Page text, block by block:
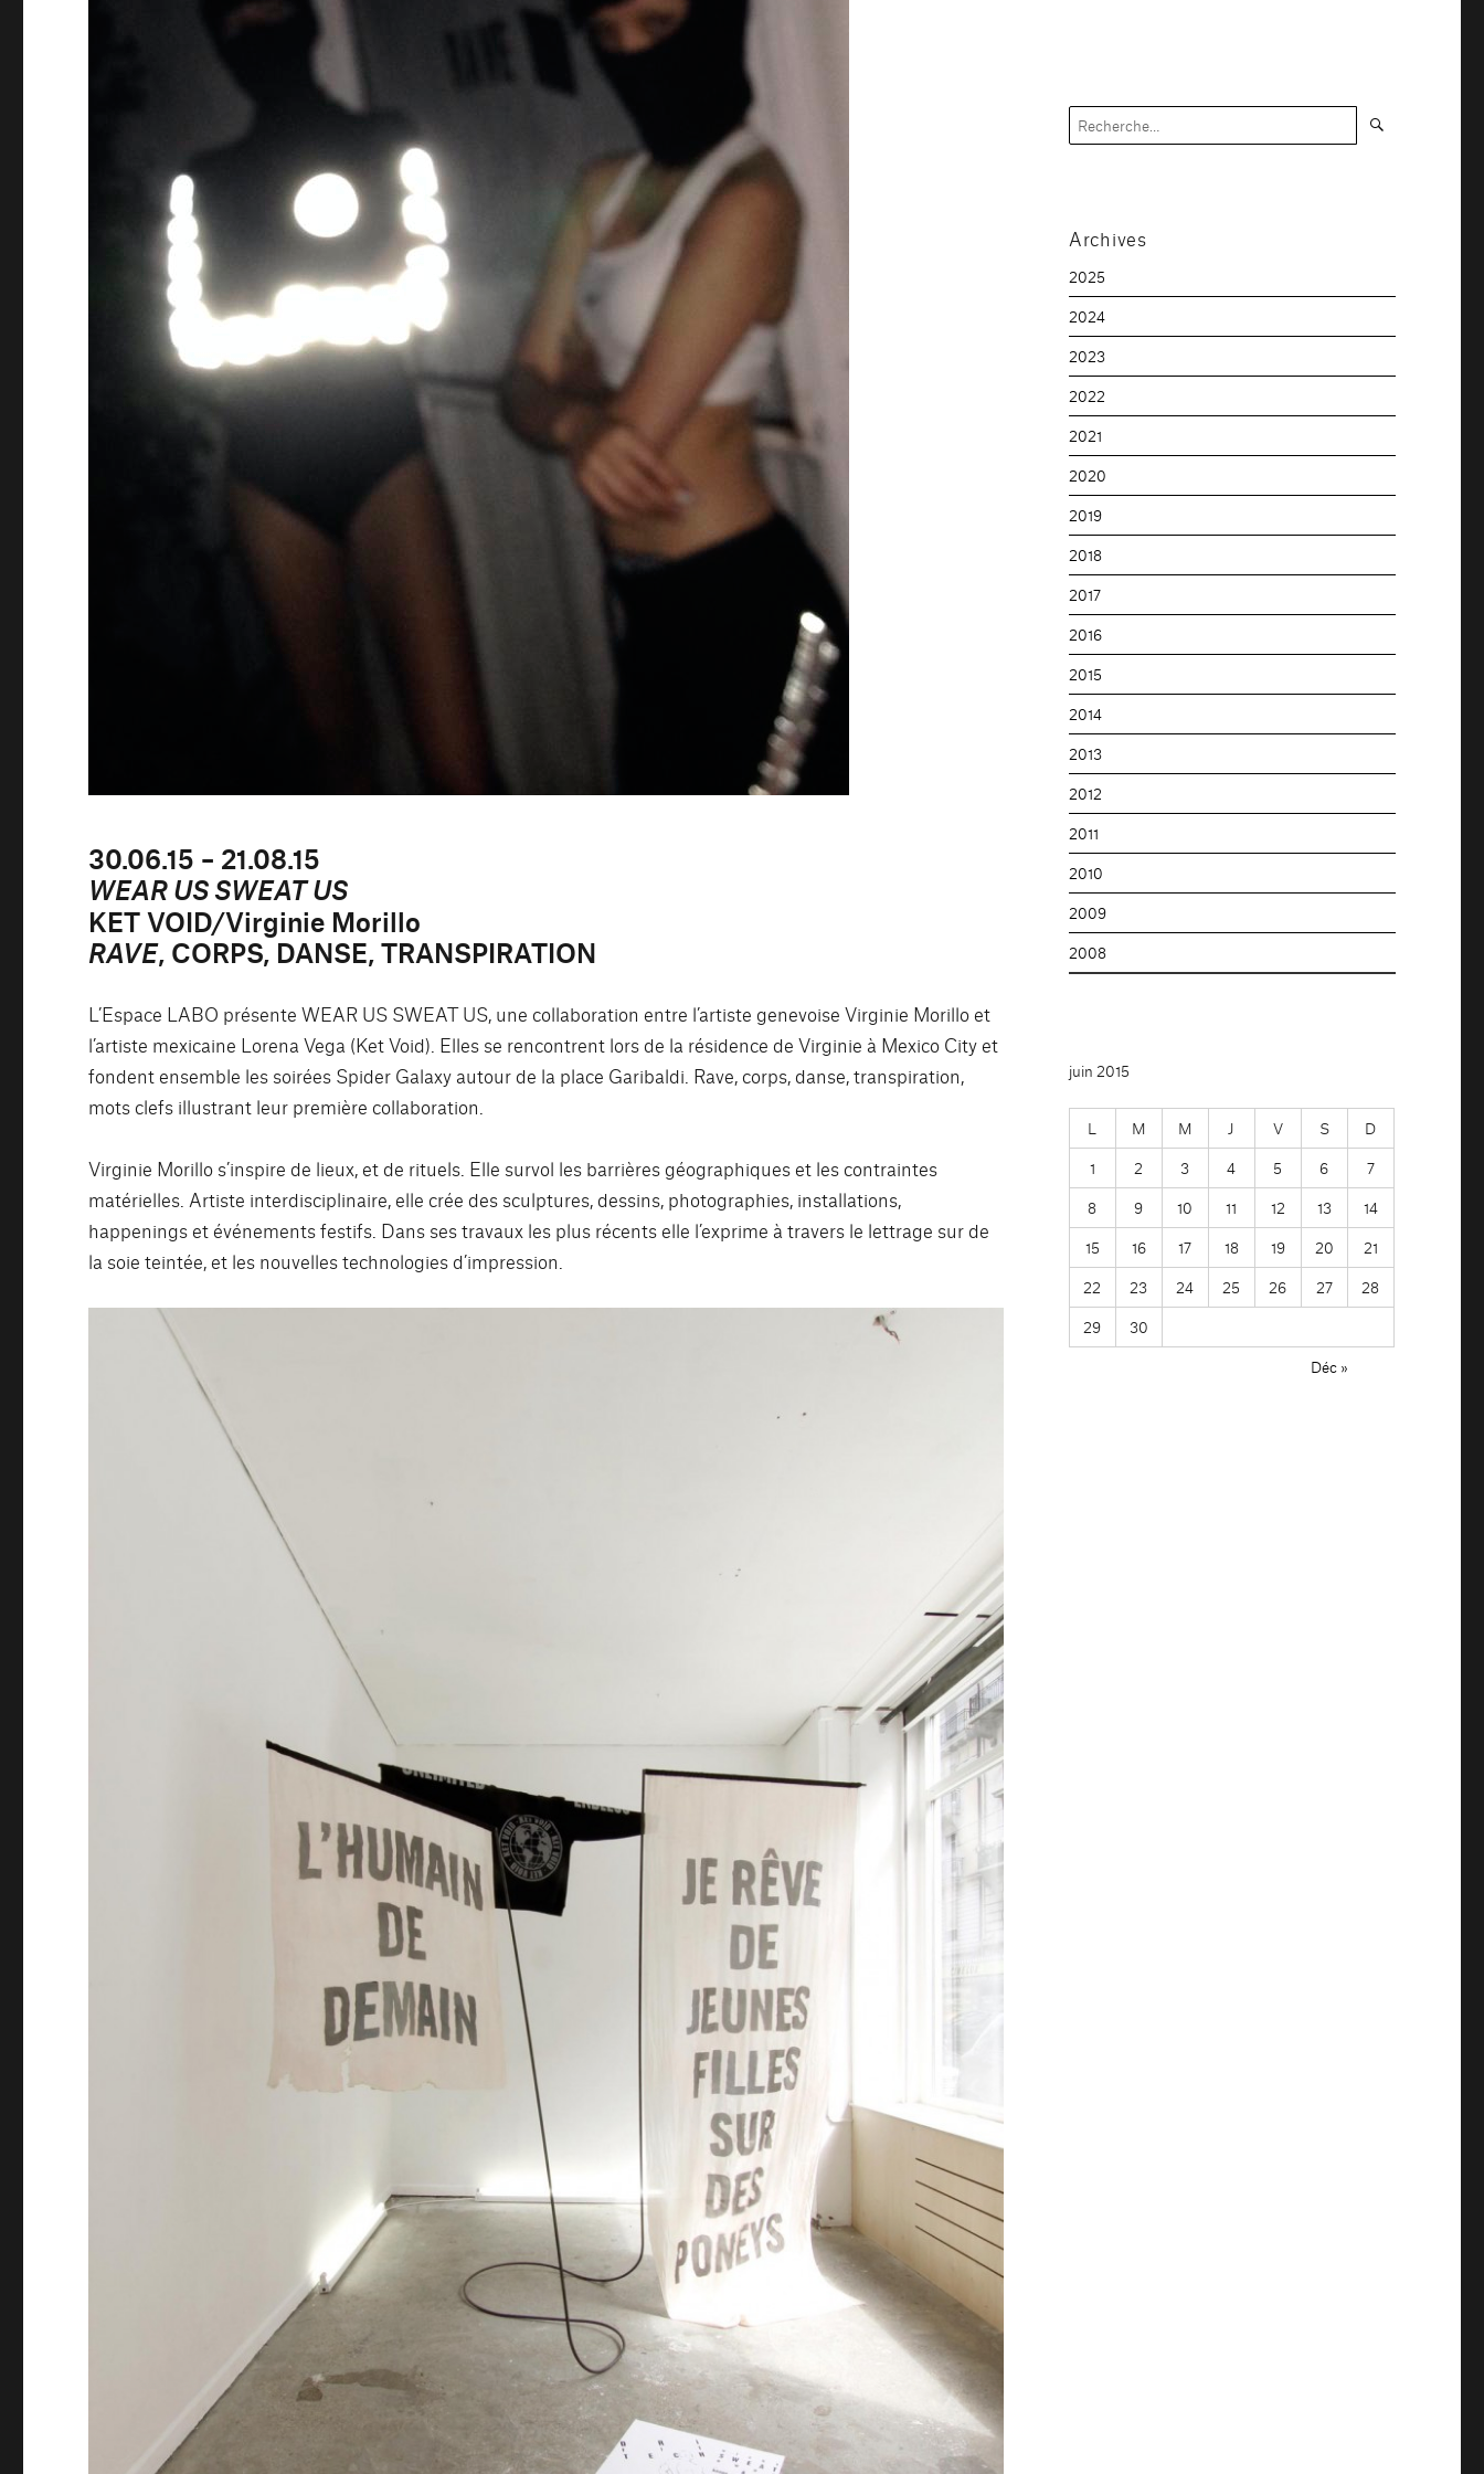
30.06.15 – 21.08.15
WEAR US SWEAT US
KET VOID/Virginie Morillo
RAVE, CORPS, DANSE, TRANSPIRATION
L’Espace LABO présente WEAR US SWEAT US, une collaboration entre l’artiste genevoise Virginie Morillo et
l’artiste mexicaine Lorena Vega (Ket Void). Elles se rencontrent lors de la résidence de Virginie à Mexico City et
fondent ensemble les soirées Spider Galaxy autour de la place Garibaldi. Rave, corps, danse, transpiration,
mots clefs illustrant leur première collaboration.
Virginie Morillo s’inspire de lieux, et de rituels. Elle survol les barrières géographiques et les contraintes
matérielles. Artiste interdisciplinaire, elle crée des sculptures, dessins, photographies, installations,
happenings et événements festifs. Dans ses travaux les plus récents elle l’exprime à travers le lettrage sur de
la soie teintée, et les nouvelles technologies d’impression.
Recherche
pour :
Archives
2025
2024
2023
2022
2021
2020
2019
2018
2017
2016
2015
2014
2013
2012
2011
2010
2009
2008
juin 2015
L M M J V S
D
1
2 3 4 5 6
7
8
9 10 11 12 13
14
15
16 17 18 19 20
21
22
23 24 25 26 27
28
29
30
Déc »